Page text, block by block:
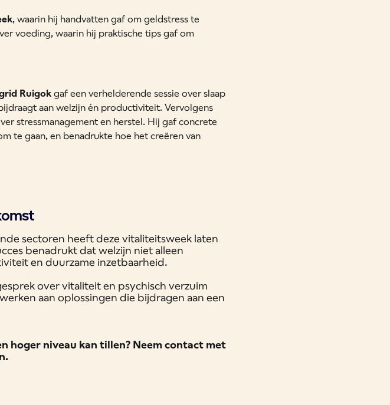
, waarin hij handvatten gaf om geldstress te
voeding, waarin hij praktische tips gaf om
Ruigok gaf een verhelderende sessie over slaap
aan welzijn én productiviteit. Vervolgens
stressmanagement en herstel. Hij gaf concrete
te gaan, en benadrukte hoe het creëren van
sectoren heeft deze vitaliteitsweek laten
benadrukt dat welzijn niet alleen
en duurzame inzetbaarheid.
over vitaliteit en psychisch verzuim
aan oplossingen die bijdragen aan een
hoger niveau kan tillen? Neem contact met